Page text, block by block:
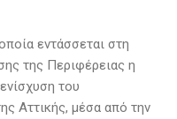
εντάσσεται στη
της Περιφέρειας η
του
Αττικής, μέσα από την